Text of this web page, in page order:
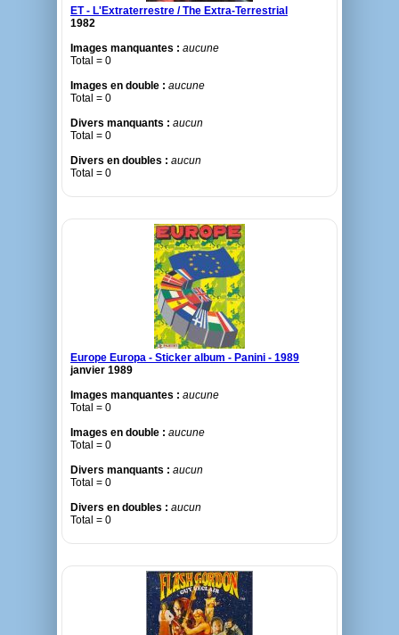
ET - L'Extraterrestre / The Extra-Terrestrial
1982
Images manquantes : aucune
Total = 0
Images en double : aucune
Total = 0
Divers manquants : aucun
Total = 0
Divers en doubles : aucun
Total = 0
Europe Europa - Sticker album - Panini - 1989
janvier 1989
Images manquantes : aucune
Total = 0
Images en double : aucune
Total = 0
Divers manquants : aucun
Total = 0
Divers en doubles : aucun
Total = 0